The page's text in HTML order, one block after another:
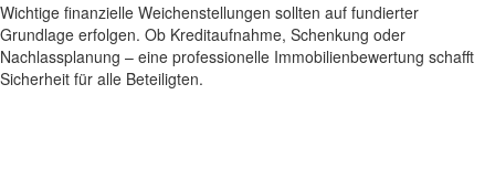
Wichtige finanzielle Weichenstellungen sollten auf fundierter
Grundlage erfolgen. Ob Kreditaufnahme, Schenkung oder
Nachlassplanung – eine professionelle Immobilienbewertung schafft
Sicherheit für alle Beteiligten.